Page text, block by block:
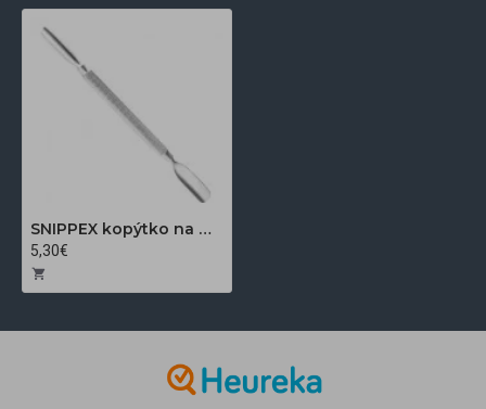
SNIPPEX kopýtko na manikúru 886
5,30€